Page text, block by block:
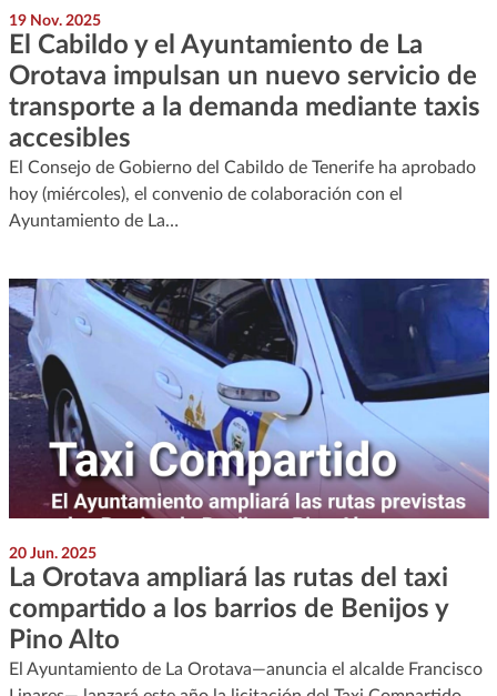
19 Nov. 2025
El Cabildo y el Ayuntamiento de La
Orotava impulsan un nuevo servicio de
transporte a la demanda mediante taxis
accesibles
El Consejo de Gobierno del Cabildo de Tenerife ha aprobado
hoy (miércoles), el convenio de colaboración con el
Ayuntamiento de La…
20 Jun. 2025
La Orotava ampliará las rutas del taxi
compartido a los barrios de Benijos y
Pino Alto
El Ayuntamiento de La Orotava—anuncia el alcalde Francisco